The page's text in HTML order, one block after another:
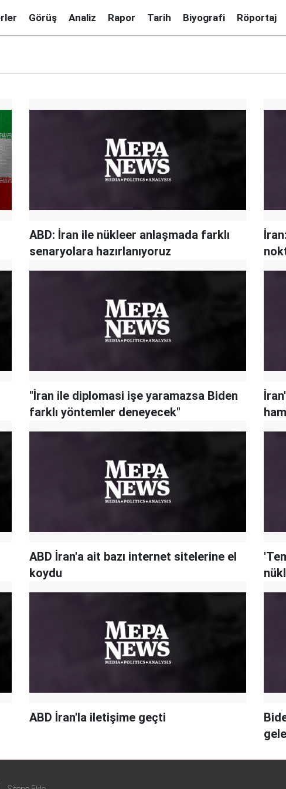
Görüş Analiz Rapor Tarih Biyografi Röportaj
ABD: İran ile nükleer anlaşmada farklı
senaryolara hazırlanıyoruz
"İran ile diplomasi işe yaramazsa Biden
farklı yöntemler deneyecek"
ABD İran'a ait bazı internet sitelerine el
koydu
ABD İran'la iletişime geçti